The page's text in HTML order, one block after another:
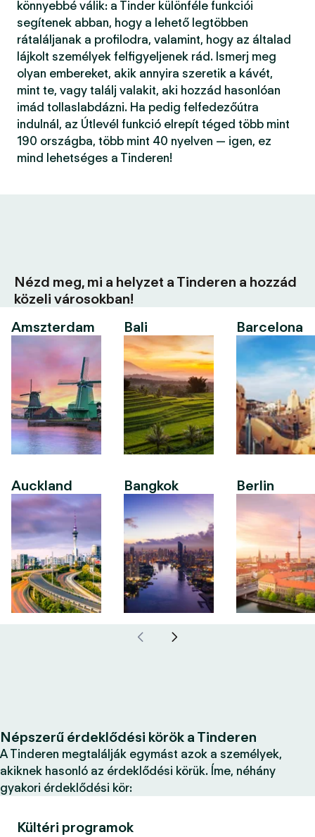
könnyebbé válik: a Tinder különféle funkciói
segítenek abban, hogy a lehető legtöbben
rátaláljanak a profilodra, valamint, hogy az általad
lájkolt személyek felfigyeljenek rád. Ismerj meg
olyan embereket, akik annyira szeretik a kávét,
mint te, vagy találj valakit, aki hozzád hasonlóan
imád tollaslabdázni. Ha pedig felfedezőútra
indulnál, az Útlevél funkció elrepít téged több mint
190 országba, több mint 40 nyelven — igen, ez
mind lehetséges a Tinderen!
Nézd meg, mi a helyzet a Tinderen a hozzád
közeli városokban!
Amszterdam
Auckland
Bali
Bangkok
Barcelona
Berlin
Népszerű érdeklődési körök a Tinderen
A Tinderen megtalálják egymást azok a személyek,
akiknek hasonló az érdeklődési körük. Íme, néhány
gyakori érdeklődési kör:
Kültéri programok